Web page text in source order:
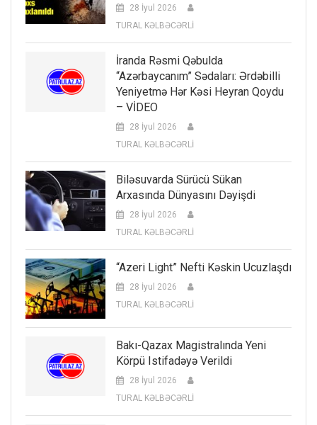
28 İyul 2026
TURAL KƏLBƏCƏRLİ
İranda Rəsmi Qəbulda
“Azərbaycanım” Sədaları: Ərdəbilli
Yeniyetmə Hər Kəsi Heyran Qoydu
– VİDEO
28 İyul 2026
TURAL KƏLBƏCƏRLİ
Biləsuvarda Sürücü Sükan
Arxasında Dünyasını Dəyişdi
28 İyul 2026
TURAL KƏLBƏCƏRLİ
“Azeri Light” Nefti Kəskin Ucuzlaşdı
28 İyul 2026
TURAL KƏLBƏCƏRLİ
Bakı-Qazax Magistralında Yeni
Körpü Istifadəyə Verildi
28 İyul 2026
TURAL KƏLBƏCƏRLİ